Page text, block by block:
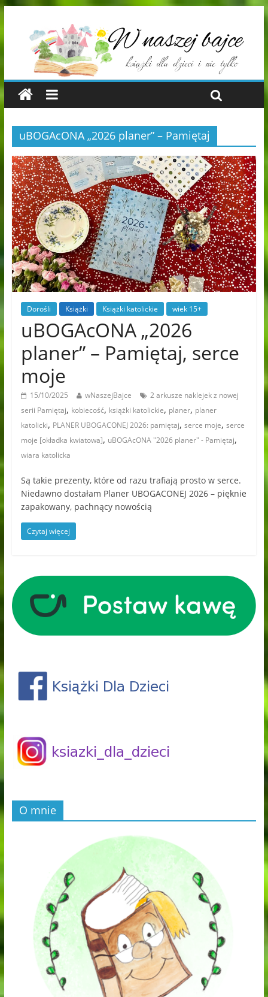
uBOGAcONA „2026 planer” – Pamiętaj
Dorośli Książki Książki katolickie wiek 15+
uBOGAcONA „2026
planer” – Pamiętaj, serce
moje
15/10/2025 wNaszejBajce
2 arkusze naklejek z nowej
serii Pamiętaj, kobiecość, książki katolickie, planer, planer
katolicki, PLANER UBOGACONEJ 2026: pamiętaj, serce moje, serce
moje [okładka kwiatowa], uBOGAcONA "2026 planer" - Pamiętaj,
wiara katolicka
Są takie prezenty, które od razu trafiają prosto w serce.
Niedawno dostałam Planer UBOGACONEJ 2026 – pięknie
zapakowany, pachnący nowością
Czytaj więcej
O mnie